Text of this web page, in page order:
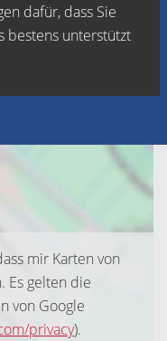
dafür, dass Sie
bestens unterstützt
mir Karten von
Es gelten die
von Google
privacy).